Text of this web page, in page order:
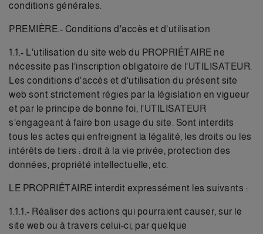
conditions générales.
PREMIÈRE.- Conditions d'accès et d'utilisation
1.1.- L'utilisation du site web du PROPRIÉTAIRE ne
nécessite pas l'inscription obligatoire de l'UTILISATEUR.
Les conditions d'accès et d'utilisation du présent site
web sont strictement régies par la législation en vigueur
et par le principe de bonne foi, l'UTILISATEUR
s'engageant à faire bon usage du site. Sont interdits
tous les actes qui enfreignent la légalité, les droits ou les
intérêts de tiers : droit à la vie privée, protection des
données, propriété intellectuelle, etc.
LE PROPRIÉTAIRE interdit expressément les suivants :
1.1.1.- Réaliser des actions qui pourraient causer, sur le
site web ou à travers celui-ci, par quelque